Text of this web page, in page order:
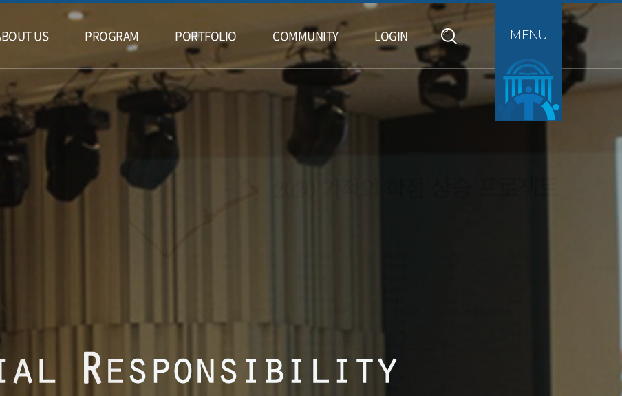
US PROGRAM PORTFOLIO COMMUNITY LOGIN